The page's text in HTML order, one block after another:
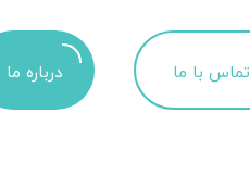
تماس با ما درباره ما